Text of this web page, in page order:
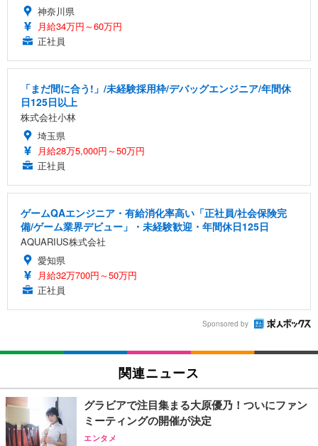
神奈川県
月給34万円～60万円
正社員
「まだ間に合う!」/未経験採用枠/デバッグエンジニア/年間休
日125日以上
株式会社小林
埼玉県
月給28万5,000円～50万円
正社員
ゲームQAエンジニア・有給消化率高い「正社員/社会保険完
備/ゲーム業界デビュー」・未経験歓迎・年間休日125日
AQUARIUS株式会社
愛知県
月給32万700円～50万円
正社員
Sponsored by
関連ニュース
グラビアで注目集まる大原優乃！ついにファン
ミーティングの開催が決定
エンタメ